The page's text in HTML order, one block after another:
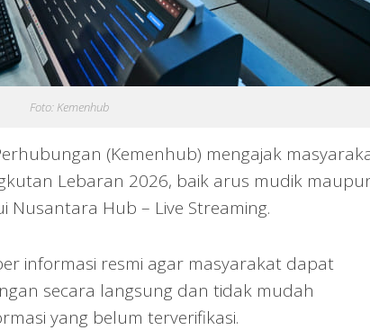
Foto: Kemenhub
(Kemenhub) mengajak
Lebaran 2026, baik arus mudik
Nusantara Hub – Live Streaming.
informasi resmi agar masyarakat dapat
secara langsung dan tidak mudah
yang belum terverifikasi.